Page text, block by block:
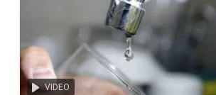
VIDEO